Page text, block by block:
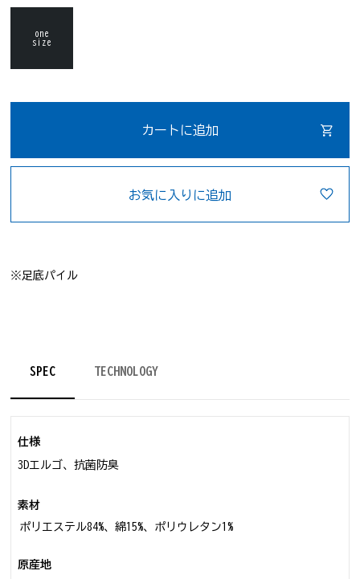
one
size
カートに追加
お気に入りに追加
※足底パイル
SPEC TECHNOLOGY
仕様
3Dエルゴ、抗菌防臭
素材
ポリエステル84%、綿15%、ポリウレタン1%
原産地